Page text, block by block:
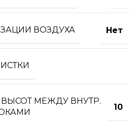
ВОЗДУХА Нет
МЕЖДУ ВНУТР.
10